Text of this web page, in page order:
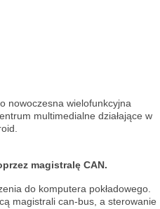
nowoczesna wielofunkcyjna
multimedialne działające w
magistralę CAN.
do komputera pokładowego.
magistrali can-bus, a sterowanie